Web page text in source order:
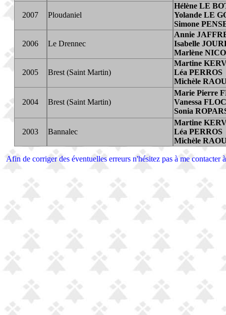
2007 Ploudaniel
Hélène LE
Yolande LE
Simone
2006 Le Drennec
Annie
Isabelle
Marlène
2005 Brest (Saint Martin)
Martine
Léa PERROS
Michèle
2004 Brest (Saint Martin)
Marie Pierre
Vanessa
Sonia
2003 Bannalec
Martine
Léa PERROS
Michèle
Afin de corriger des éventuelles erreurs n'hésitez pas à me contacter